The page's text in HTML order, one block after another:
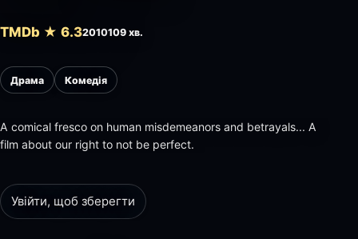
TMDb ★ 6.32010109 хв.
Драма Комедія
A comical fresco on human misdemeanors and betrayals... A
film about our right to not be perfect.
Увійти, щоб зберегти